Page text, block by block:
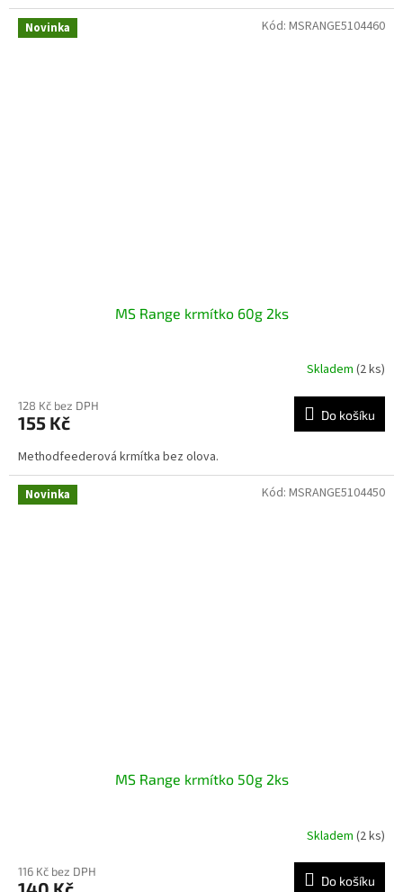
Novinka
MS Range krmítko 60g 2ks
Skladem (2 ks)
128 Kč bez DPH
155 Kč Do košíku
Methodfeederová krmítka bez olova.
Kód: MSRANGE5104460
Novinka
MS Range krmítko 50g 2ks
Skladem (2 ks)
116 Kč bez DPH
Do košíku
Kód: MSRANGE5104450